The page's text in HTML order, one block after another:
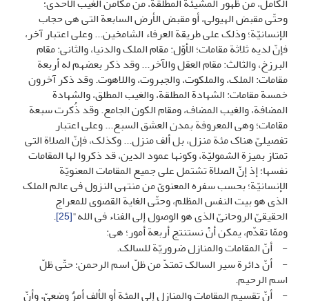
وحتّى مقبض الهیولى، أو مقبض الأرض السابعة التی هی حجاب
الإنسانیّة؛ وذلک على طریقة العرفاء الشامخین... وعلى اعتبار آخر،
فإنّ لدیه ثلاثة مقامات؛ الأوّل: مقام الملک والدنیا، والثانی: مقام
البرزخ، والثالث: مقام العقل والآخر... وقد ذکر بعضهم له أربعة
مقامات: الملک، والملکوت، والجبروت، واللاهوت. وقد ذکر آخرون
خمسة مقامات: الشهادة المطلقة، والغیب المطلق، والشهادة
المضافة، والغیب المضاف، ومقام الکون الجامع. وقد ذُکرت سبعة
مقامات؛ وهی المعروفة بمدن العشق السبع... وعلى اعتبار
تفصیلیّ هناک مئة منزل، بل ألف منزل... وکذلک، فإنّ الصلاة التی
تمتاز بمیزة الشمولیّة، وکونها عمود الدین، قد ذکروا لها المقامات
نفسها؛ إذ إنّ الصلاة تشتمل على جمیع المقامات المعنویّة
الإنسانیّة؛ بحسب سفره المعنویّ من منتهى النزول فی عالم الملک
الذی هو بیت النفس المظلم، وحتّى الغایة القصوى للمعراج
الحقیقیّ الروحانیّ الذی هو الوصول إلى الفناء فی الله"[25]
.
وممّا تقدّم، یمکن أنْ نستنتج أربعة أمور؛ هی:
- أنّ المقامات والمنازل ضروریّة للسالک.
- أنّ دائرة سیر السالک تمتدّ من ظلّ اسم الرحمن؛ حتّى ظلّ
اسم الرحیم.
- أنّ تقسیم المقامات والمنازل إلى المئة أو الألف أمرٌ وضعیّ، وأنّ